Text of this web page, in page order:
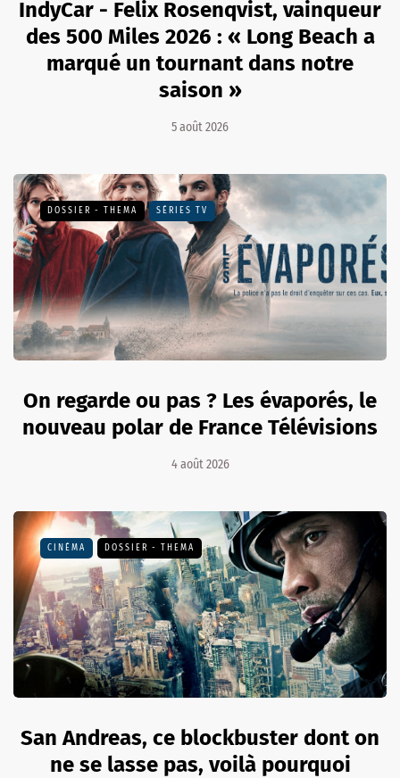
IndyCar - Felix Rosenqvist, vainqueur
des 500 Miles 2026 : « Long Beach a
marqué un tournant dans notre
saison »
5 août 2026
DOSSIER - THEMA SÉRIES TV
On regarde ou pas ? Les évaporés, le
nouveau polar de France Télévisions
4 août 2026
CINÉMA DOSSIER - THEMA
San Andreas, ce blockbuster dont on
ne se lasse pas, voilà pourquoi